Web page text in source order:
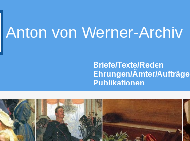
Anton von Werner-Archiv
Briefe/Texte/Reden
Ehrungen/Ämter/Aufträge
Publikationen